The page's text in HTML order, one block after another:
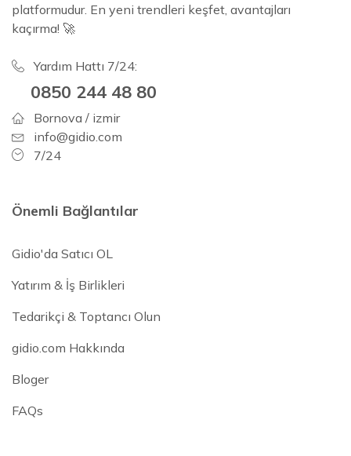
platformudur. En yeni trendleri keşfet, avantajları
kaçırma! 🚀
Yardım Hattı 7/24:
0850 244 48 80
Bornova / izmir
info@gidio.com
7/24
Önemli Bağlantılar
Gidio'da Satıcı OL
Yatırım & İş Birlikleri
Tedarikçi & Toptancı Olun
gidio.com Hakkında
Bloger
FAQs